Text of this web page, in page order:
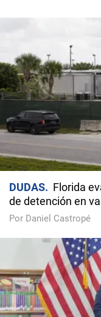
DUDAS
Florida
de detención en
Por Daniel Castropé